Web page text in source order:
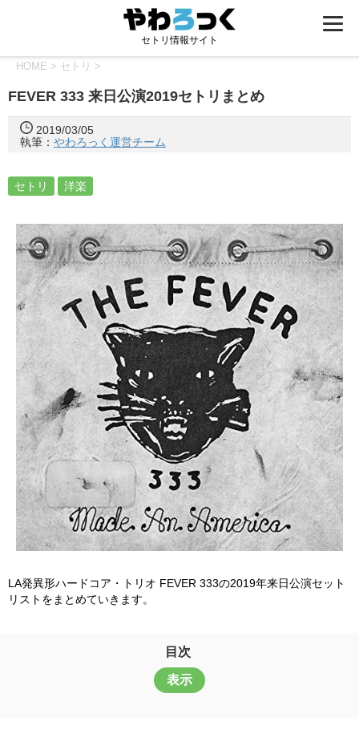
セトリ情報サイト
HOME > セトリ >
FEVER 333 来日公演2019セトリまとめ
2019/03/05
執筆： やわろっく運営チーム
セトリ 洋楽
LA発異形ハードコア・トリオ FEVER 333の2019年来日公演セット
リストをまとめていきます。
目次
表示